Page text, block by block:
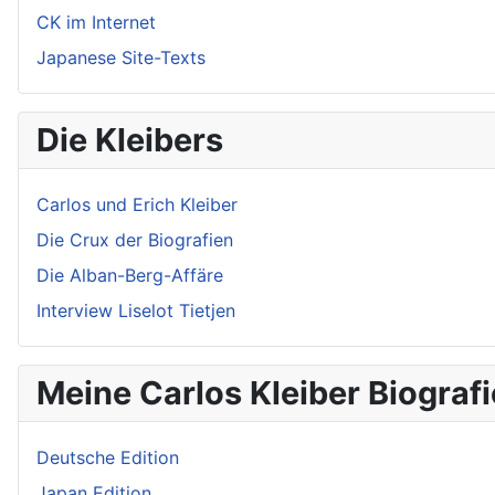
CK im Internet
Japanese Site-Texts
Die Kleibers
Carlos und Erich Kleiber
Die Crux der Biografien
Die Alban-Berg-Affäre
Interview Liselot Tietjen
Meine Carlos Kleiber
Deutsche Edition